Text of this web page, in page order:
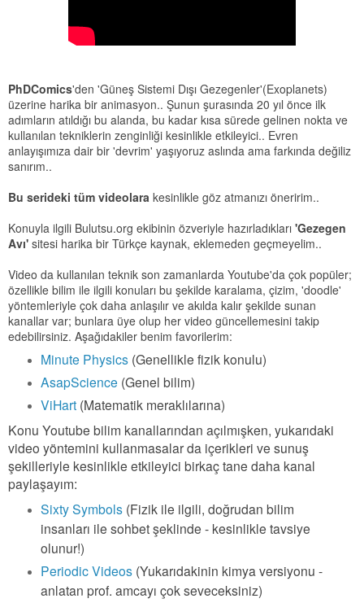
PhDComics'den 'Güneş Sistemi Dışı Gezegenler'(Exoplanets)
üzerine harika bir animasyon.. Şunun şurasında 20 yıl önce ilk
adımların atıldığı bu alanda, bu kadar kısa sürede gelinen nokta ve
kullanılan tekniklerin zenginliği kesinlikle etkileyici.. Evren
anlayışımıza dair bir 'devrim' yaşıyoruz aslında ama farkında değiliz
sanırım..
Bu serideki tüm videolara kesinlikle göz atmanızı öneririm..
Konuyla ilgili Bulutsu.org ekibinin özveriyle hazırladıkları 'Gezegen
Avı' sitesi harika bir Türkçe kaynak, eklemeden geçmeyelim..
Video da kullanılan teknik son zamanlarda Youtube'da çok popüler;
özellikle bilim ile ilgili konuları bu şekilde karalama, çizim, 'doodle'
yöntemleriyle çok daha anlaşılır ve akılda kalır şekilde sunan
kanallar var; bunlara üye olup her video güncellemesini takip
edebilirsiniz. Aşağıdakiler benim favorilerim:
Minute Physics(Genellikle fizik konulu)
AsapScience (Genel bilim)
ViHart(Matematik meraklılarına)
Konu Youtube bilim kanallarından açılmışken, yukarıdaki
video yöntemini kullanmasalar da içerikleri ve sunuş
şekilleriyle kesinlikle etkileyici birkaç tane daha kanal
paylaşayım:
Sixty Symbols(Fizik ile ilgili, doğrudan bilim
insanları ile sohbet şeklinde - kesinlikle tavsiye
olunur!)
Periodic Videos(Yukarıdakinin kimya versiyonu -
anlatan prof. amcayı çok seveceksiniz)